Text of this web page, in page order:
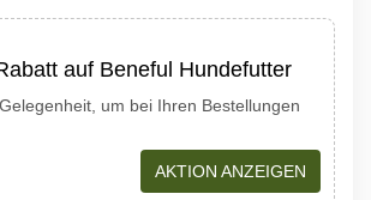
auf Beneful Hundefutter
um bei Ihren Bestellungen
AKTION ANZEIGEN